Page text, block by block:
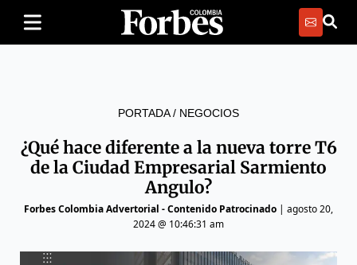
PORTADA/ NEGOCIOS
¿Qué hace diferente a la nueva torre T6
de la Ciudad Empresarial Sarmiento
Angulo?
Forbes Colombia Advertorial - Contenido Patrocinado | agosto 20,
2024 @ 10:46:31 am